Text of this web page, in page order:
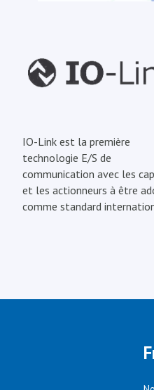
IO-Link est la première
technologie E/S de
communication avec les
et les actionneurs à être
comme standard